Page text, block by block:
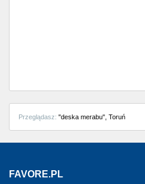
Przeglądasz: "deska merabu", Toruń
FAVORE.PL
Sosnowiec
Opole